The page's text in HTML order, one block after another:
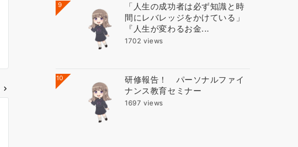
9
「人生の成功者は必ず知識と時
間にレバレッジをかけている」
『人生が変わるお金...
1702 views
10
研修報告！ パーソナルファイ
ナンス教育セミナー
1697 views